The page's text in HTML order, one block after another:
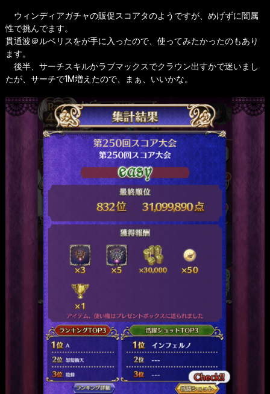
ウィンディアガチャの販促スコアタのようですが、めげずに闇属
性で挑んでます。
貫通波＠ルベリスをが手に入ったので、使ってみたかったのもあり
ます。
後半、サーチスキルかラブマックスでクラウン出すかで迷いまし
たが、サーチで1M増えたので、まぁ、いいかな。